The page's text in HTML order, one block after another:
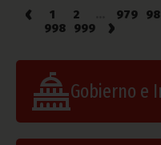
‹ 1 2 979
998
999 ›
Gobierno e